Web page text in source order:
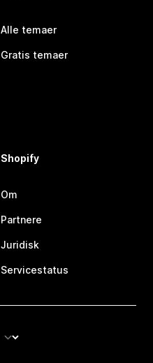
Alle temaer
Gratis temaer
Shopify
Om
Partnere
Juridisk
Servicestatus